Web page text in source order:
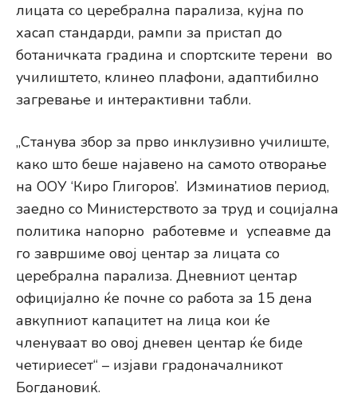
лицата со церебрална парализа, кујна по
хасап стандарди, рампи за пристап до
ботаничката градина и спортските терени во
училиштето, клинео плафони, адаптибилно
загревање и интерактивни табли.
„Станува збор за прво инклузивно училиште,
како што беше најавено на самото отворање
на ООУ ‘Киро Глигоров’. Изминатиов период,
заедно со Министерството за труд и социјална
политика напорно работевме и успеавме да
го завршиме овој центар за лицата со
церебрална парализа. Дневниот центар
официјално ќе почне со работа за 15 дена
авкупниот капацитет на лица кои ќе
членуваат во овој дневен центар ќе биде
четириесет“ – изјави градоначалникот
Богдановиќ.